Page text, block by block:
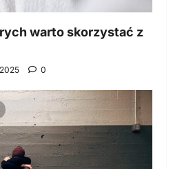
warto skorzystać z
0